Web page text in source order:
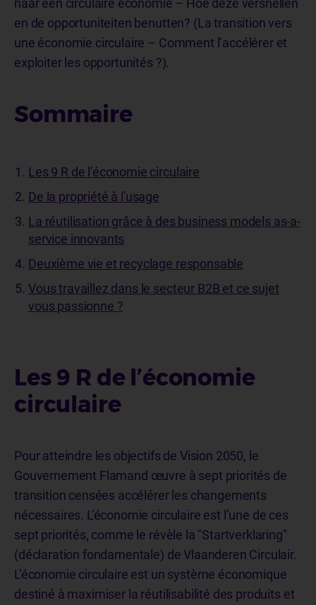
naar een circulaire economie – Hoe deze versnellen
en de opportuniteiten benutten? (La transition vers
une économie circulaire – Comment l’accélérer et
exploiter les opportunités ?).
Sommaire
Les 9 R de l’économie circulaire
De la propriété à l'usage
La réutilisation grâce à des business models as-a-
service innovants
Deuxième vie et recyclage responsable
Vous travaillez dans le secteur B2B et ce sujet
vous passionne ?
Les 9 R de l’économie
circulaire
Pour atteindre les objectifs de Vision 2050, le
Gouvernement Flamand œuvre à sept priorités de
transition censées accélérer les changements
nécessaires. L’économie circulaire est l’une de ces
sept priorités, comme le révèle la "Startverklaring"
(déclaration fondamentale) de Vlaanderen Circulair.
L’économie circulaire est un système économique
destiné à maximiser la réutilisabilité des produits et